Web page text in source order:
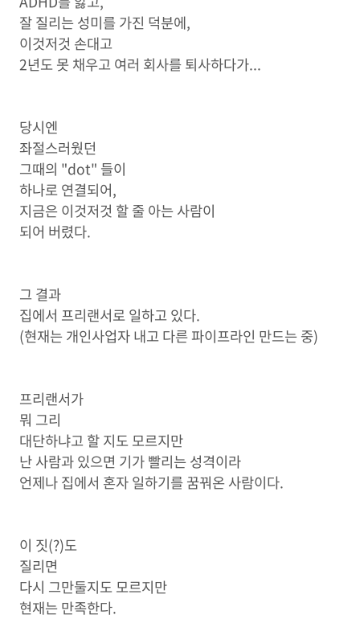
잘 질리는 성미를 가진 덕분에,
이것저것 손대고
2년도 못 채우고 여러 회사를 퇴사하다가...
당시엔
좌절스러웠던
그때의 "dot" 들이
하나로 연결되어,
지금은 이것저것 할 줄 아는 사람이
되어 버렸다.
그 결과
집에서 프리랜서로 일하고 있다.
(현재는 개인사업자 내고 다른 파이프라인 만드는 중)
프리랜서가
뭐 그리
대단하냐고 할 지도 모르지만
난 사람과 있으면 기가 빨리는 성격이라
언제나 집에서 혼자 일하기를 꿈꿔온 사람이다.
이 짓(?)도
질리면
다시 그만둘지도 모르지만
현재는 만족한다.